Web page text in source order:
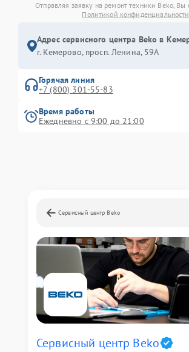
Отправляя заявку на ремонт техники Beko, Вы
Политикой конфиденциальности
Адрес сервисного центра Beko в
г. Кемерово, просп. Ленина, 59А
Горячая линия
+7 (800) 301-55-83
Время работы
Ежедневно с 9:00 до 21:00
Сервисный центр Beko
Сервисный центр Beko